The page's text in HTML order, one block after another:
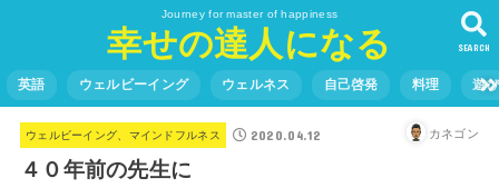
Journey for master of happiness
幸せの達人になる SEARCH
英語 ウェルビーイング ウェルネス 自己啓発 料理 遊
ウェルビーイング、マインドフルネス 2020.04.12 カネゴン
４０年前の先生に